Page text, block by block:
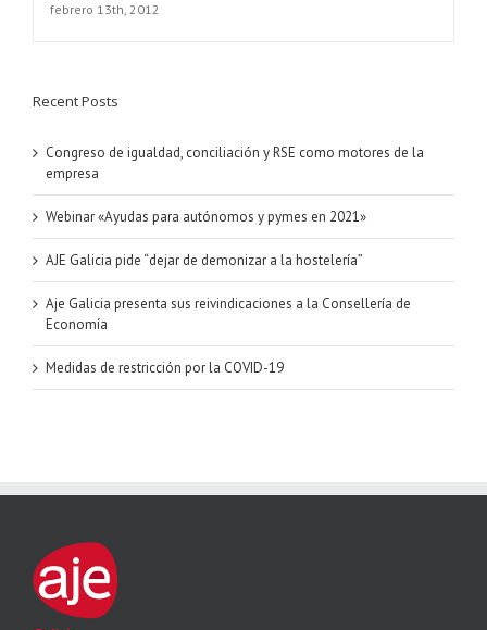
febrero 13th, 2012
Recent Posts
Congreso de igualdad, conciliación y RSE como motores de la
empresa
Webinar «Ayudas para autónomos y pymes en 2021»
AJE Galicia pide “dejar de demonizar a la hostelería”
Aje Galicia presenta sus reivindicaciones a la Consellería de
Economía
Medidas de restricción por la COVID-19